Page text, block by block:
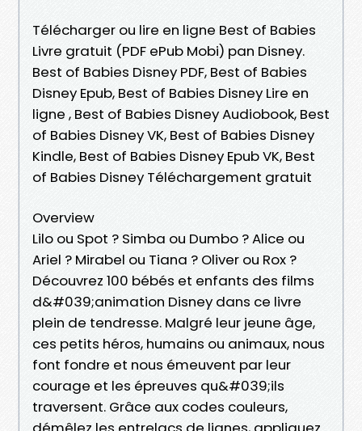
Télécharger ou lire en ligne Best of Babies
Livre gratuit (PDF ePub Mobi) pan Disney.
Best of Babies Disney PDF, Best of Babies
Disney Epub, Best of Babies Disney Lire en
ligne , Best of Babies Disney Audiobook, Best
of Babies Disney VK, Best of Babies Disney
Kindle, Best of Babies Disney Epub VK, Best
of Babies Disney Téléchargement gratuit
Overview
Lilo ou Spot ? Simba ou Dumbo ? Alice ou
Ariel ? Mirabel ou Tiana ? Oliver ou Rox ?
Découvrez 100 bébés et enfants des films
d&#039;animation Disney dans ce livre
plein de tendresse. Malgré leur jeune âge,
ces petits héros, humains ou animaux, nous
font fondre et nous émeuvent par leur
courage et les épreuves qu&#039;ils
traversent. Grâce aux codes couleurs,